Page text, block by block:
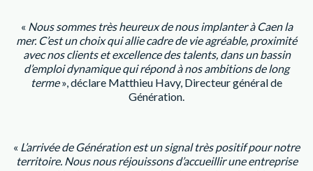
« Nous sommes très heureux de nous implanter à Caen la
mer. C’est un choix qui allie cadre de vie agréable, proximité
avec nos clients et excellence des talents, dans un bassin
d’emploi dynamique qui répond à nos ambitions de long
terme», déclare Matthieu Havy, Directeur général de
Génération.
« L’arrivée de Génération est un signal très positif pour notre
territoire. Nous nous réjouissons d’accueillir une entreprise